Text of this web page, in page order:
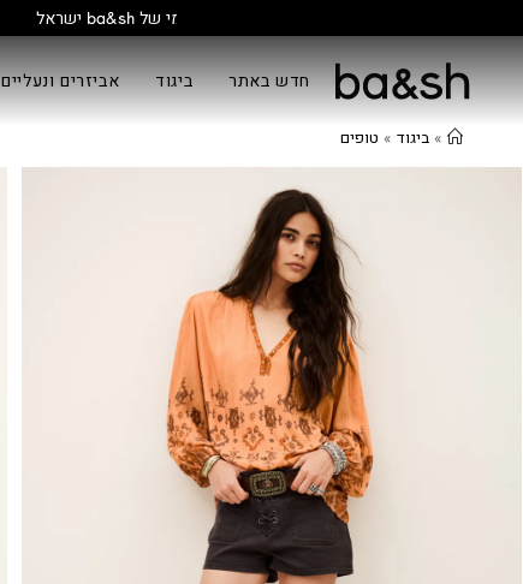
חדש באתר ביגוד אביזרים ונעליים
» ביגוד » טופים